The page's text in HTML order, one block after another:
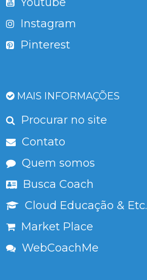
Instagram
Pinterest
MAIS INFORMAÇÕES
Procurar no site
Contato
Quem somos
Busca Coach
Cloud Educação & Etc.
Market Place
WebCoachMe